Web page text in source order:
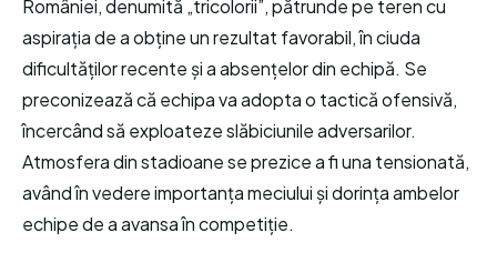
României, denumită „tricolorii”, pătrunde pe teren cu
aspirația de a obține un rezultat favorabil, în ciuda
dificultăților recente și a absențelor din echipă. Se
preconizează că echipa va adopta o tactică ofensivă,
încercând să exploateze slăbiciunile adversarilor.
Atmosfera din stadioane se prezice a fi una tensionată,
având în vedere importanța meciului și dorința ambelor
echipe de a avansa în competiție.